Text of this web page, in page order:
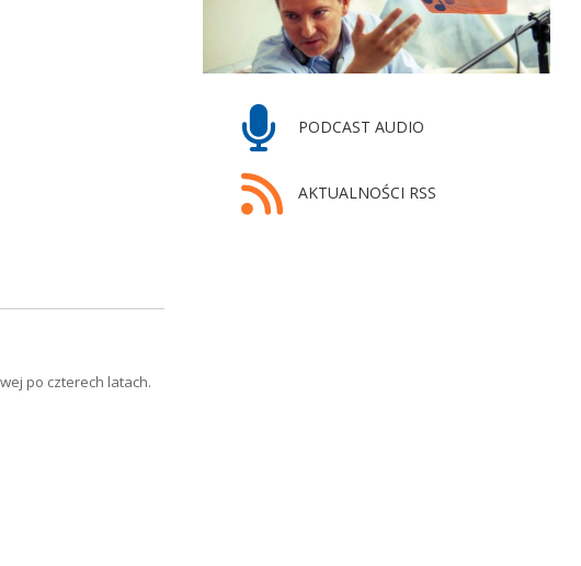
PODCAST AUDIO
AKTUALNOŚCI RSS
po czterech latach.